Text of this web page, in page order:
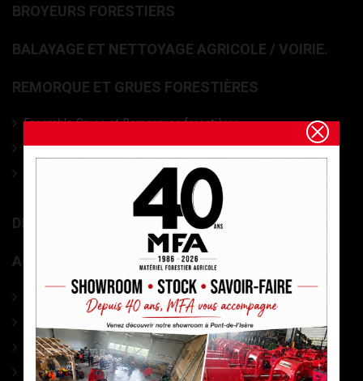
BROYEURS FORESTIERS
BALAYAGE ET NETTOYAGE AGRICOLE / VOIRIE.
REMORQUE ET GRUES FORESTIÈRES
Ensemble Grues et Remorques forestières
Remorques à bois forestières
Grues de débardage forestières
DIVERS MATÉRIEL MARAÎCHAGE
ACCESSOIRES
PHARMACIE
CABLES DEBARDAGE
ACCESSOIRES DEBARDAGE
SIGNALISATION